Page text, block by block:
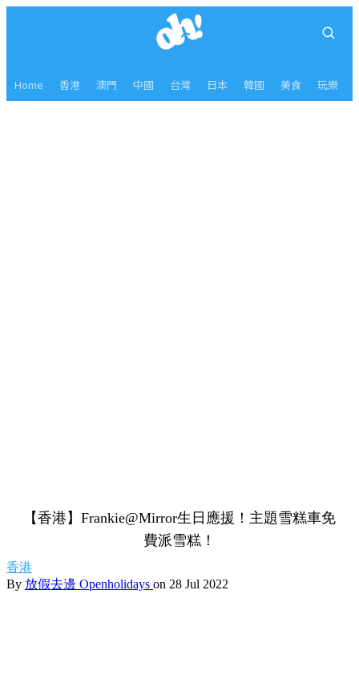
Home 香港 澳門 中國 台灣 日本 韓國 美食 玩樂
【香港】Frankie@Mirror生日應援！主題雪糕車免
費派雪糕！
香港
By 放假去邊 Openholidays on 28 Jul 2022